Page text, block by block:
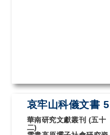
哀牢山科儀文書 5
華南研究文獻叢刊 (五十
二)